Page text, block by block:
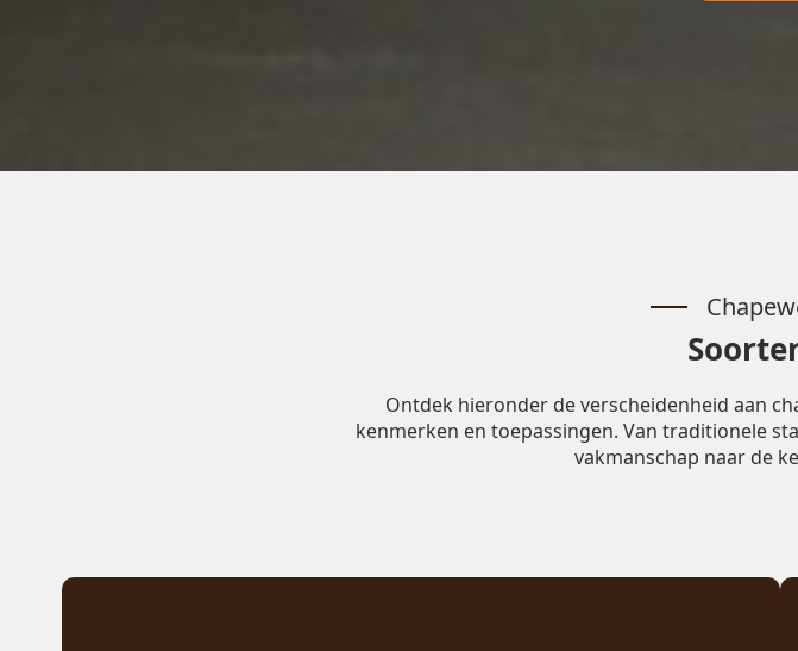
Ontdek hieronder de verscheidenheid aan
kenmerken en toepassingen. Van traditionele
vakmanschap naar de